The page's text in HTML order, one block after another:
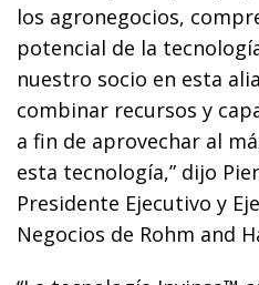
los agronegocios,
potencial de la
nuestro socio en esta
combinar recursos y
a fin de aprovechar al
esta tecnología,” dijo
Presidente Ejecutivo y
Negocios de Rohm and